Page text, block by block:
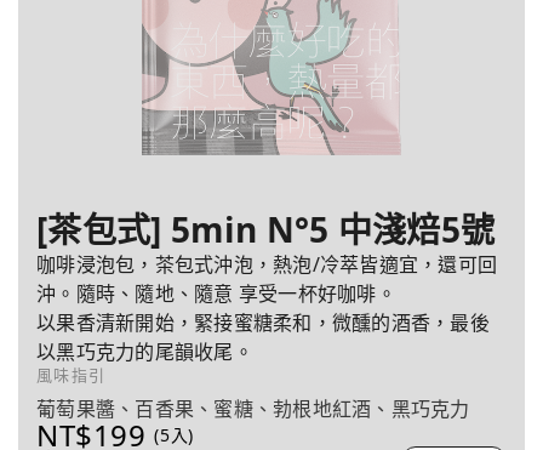
[茶包式] 5min N°5 中淺焙5號
咖啡浸泡包，茶包式沖泡，熱泡/冷萃皆適宜，還可回
沖。隨時、隨地、隨意 享受一杯好咖啡。
以果香清新開始，緊接蜜糖柔和，微醺的酒香，最後
以黑巧克力的尾韻收尾。
風味指引
葡萄果醬、百香果、蜜糖、勃根地紅酒、黑巧克力
NT$199 (5入)